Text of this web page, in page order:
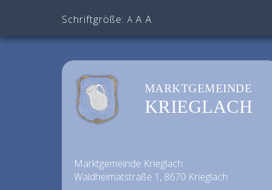
Schriftgröße: A A A
MARKTGEMEINDE
KRIEGLACH
Marktgemeinde Krieglach
Waldheimatstraße 1, 8670 Krieglach